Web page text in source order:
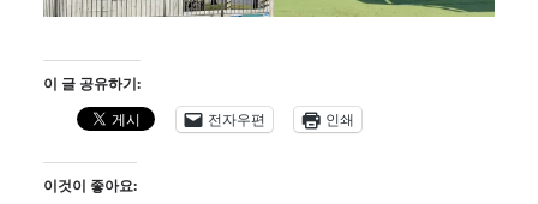
이 글 공유하기:
전자우편
인쇄
이것이 좋아요: